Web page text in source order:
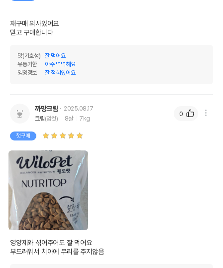
재구매 의사있어요
믿고 구매합니다
맛(기호성)
잘 먹어요
유통기한
아주 넉넉해요
영양정보
잘 적혀있어요
까망크림
2025.08.17
크림(암컷) 8살 7kg
첫구매
영양제와 섞어주어도 잘 먹어요
부드러워서 치아에 무리를 주지않음
0